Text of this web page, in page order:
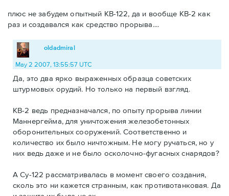
плюс не забудем опытный КВ-122, да и вообще КВ-2 как
раз и создавался как средство прорыва....
oldadmiral
May 2 2007, 13:55:57 UTC
Да, это два ярко выраженных образца советских
штурмовых орудий. Но только на первый взгляд.
КВ-2 ведь предназначался, по опыту прорыва линии
Маннергейма, для уничтожения железобетонных
оборонительных сооружений. Соответственно и
количество их было ничтожным. Не могу ручаться, но у
них ведь даже и не было осколочно-фугасных снарядов?
А Су-122 рассматривалась в момент своего создания,
сколь это ни кажется странным, как противотанковая. Да